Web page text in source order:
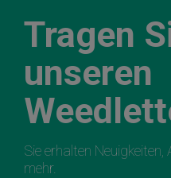
Tragen
unseren
Sie erhalten
mehr.